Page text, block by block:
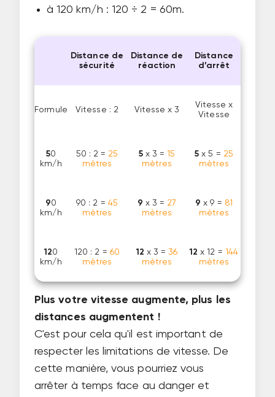
à 120 km/h : 120 ÷ 2 = 60m.
Distance de
sécurité
Distance de
réaction
Distance
d’arrêt
Formule Vitesse : 2 Vitesse x 3
Vitesse x
Vitesse
50
km/h
50 : 2 = 25
mètres
5x 3 =15
mètres
5 x 5 = 25
mètres
90
km/h
90 : 2 = 45
mètres
9 x 3 = 27
mètres
9 x 9 = 81
mètres
120
km/h
120 : 2 = 60
mètres
12 x 3 =36
mètres
12 x 12 = 144
mètres
Plus votre vitesse augmente, plus les
distances augmentent !
C'est pour cela qu'il est important de
respecter les limitations de vitesse. De
cette manière, vous pourriez vous
arrêter à temps face au danger et